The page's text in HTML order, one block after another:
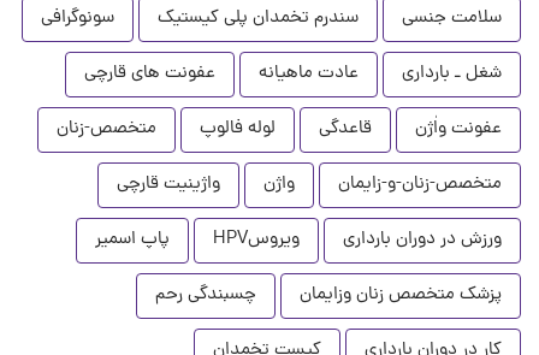
سلامت جنسی
سندرم تخمدان پلی کیستیک
سونوگرافی
شغل ـ بارداری
عادت ماهیانه
عفونت های قارچی
عفونت واٰژن
قاعدگی لوله فالوپ
متخصص-زنان
متخصص-زنان-و-زایمان
واژن
واژینیت قارچی
ورزش در دوران بارداری
ویروسHPV
پاپ اسمیر
پزشک متخصص زنان وزایمان
چسبندگی رحم